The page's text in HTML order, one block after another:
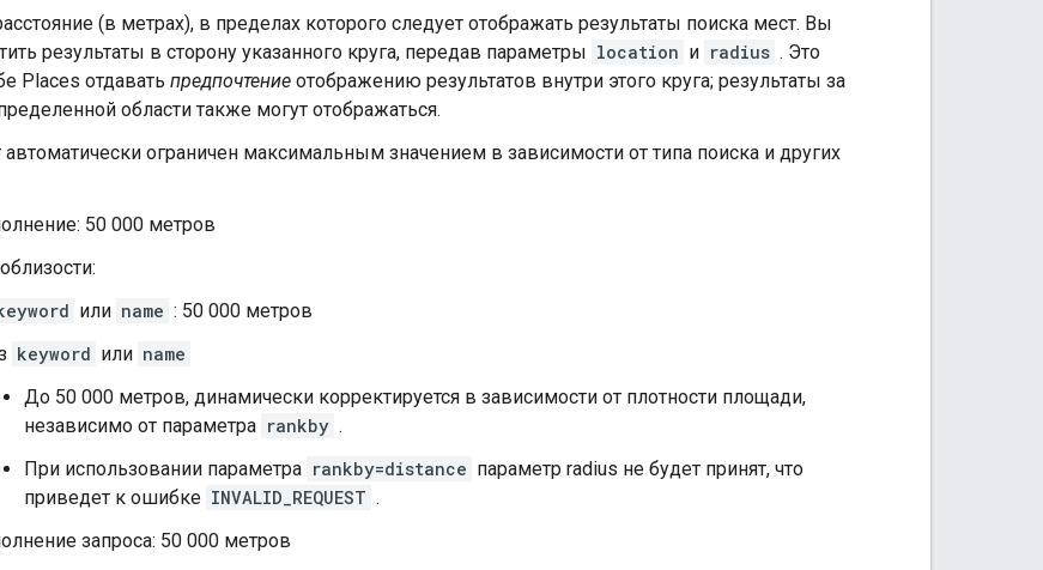
(в метрах), в пределах которого следует отображать результаты поиска мест. Вы
результаты в сторону указанного круга, передав параметры location и radius . Это
Places отдавать предпочтение отображению результатов внутри этого круга; результаты за
области также могут отображаться.
автоматически ограничен максимальным значением в зависимости от типа поиска и других
50 000 метров
или name : 50 000 метров
keyword или name
До 50 000 метров, динамически корректируется в зависимости от плотности площади,
независимо от параметра rankby .
При использовании параметра rankby=distance параметр radius не будет принят, что
приведет к ошибке INVALID_REQUEST .
запроса: 50 000 метров